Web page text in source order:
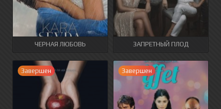
ЧЕРНАЯ ЛЮБОВЬ ЗАПРЕТНЫЙ ПЛОД
Завершен Завершен